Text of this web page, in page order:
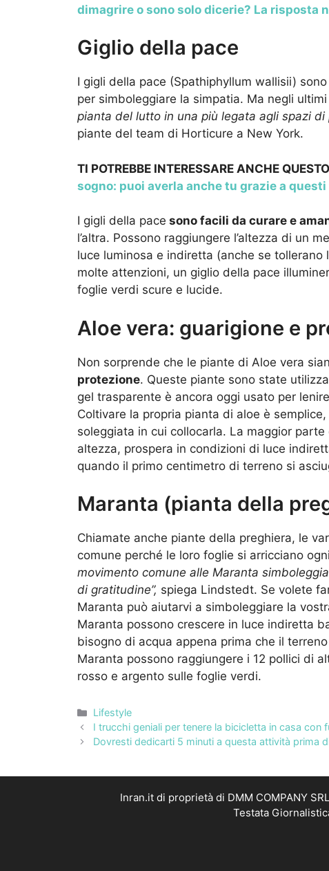
dimagrire o sono solo dicerie? La risposta
Giglio della pace
I gigli della pace (Spathiphyllum wallisii)
per simboleggiare la simpatia. Ma negli ultimi
pianta del lutto in una più legata agli spazi di
piante del team di Horticure a New York.
TI POTREBBE INTERESSARE ANCHE
sogno: puoi averla anche tu grazie a
I gigli della pace sono facili da curare e
l’altra. Possono raggiungere l’altezza di un
luce luminosa e indiretta (anche se
molte attenzioni, un giglio della pace
foglie verdi scure e lucide.
Aloe vera: guarigione e
Non sorprende che le piante di Aloe vera
protezione. Queste piante sono state
gel trasparente è ancora oggi usato per
Coltivare la propria pianta di aloe è
soleggiata in cui collocarla. La maggior
altezza, prospera in condizioni di luce
quando il primo centimetro di terreno si
Maranta (pianta della
Chiamate anche piante della preghiera, le
comune perché le loro foglie si arricciano
movimento comune alle Maranta
di gratitudine”, spiega Lindstedt. Se volete
Maranta può aiutarvi a simboleggiare la
Maranta possono crescere in luce indiretta
bisogno di acqua appena prima che il
Maranta possono raggiungere i 12 pollici di
rosso e argento sulle foglie verdi.
Categorie
Lifestyle
I trucchi geniali per tenere la bicicletta in casa con
Dovresti dedicarti 5 minuti a questa attività prima
Inran.it di proprietà di DMM COMPANY
Testata